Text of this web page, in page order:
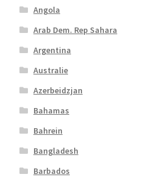
Angola
Arab Dem. Rep Sahara
Argentina
Australie
Azerbeidzjan
Bahamas
Bahrein
Bangladesh
Barbados